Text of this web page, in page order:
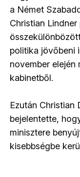
a Német
Christian
politika jövőbeni
november elején
kabinetből.
Ezután Christian
bejelentette,
minisztere
kisebbségbe